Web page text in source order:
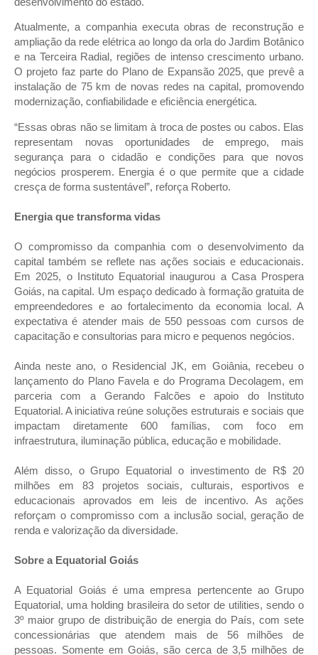
Atualmente, a companhia executa obras de reconstrução e
ampliação da rede elétrica ao longo da orla do Jardim Botânico
e na Terceira Radial, regiões de intenso crescimento urbano.
O projeto faz parte do Plano de Expansão 2025, que prevê a
instalação de 75 km de novas redes na capital, promovendo
modernização, confiabilidade e eficiência energética.
“Essas obras não se limitam à troca de postes ou cabos. Elas
representam novas oportunidades de emprego, mais
segurança para o cidadão e condições para que novos
negócios prosperem. Energia é o que permite que a cidade
cresça de forma sustentável”, reforça Roberto.
Energia que transforma vidas
O compromisso da companhia com o desenvolvimento da
capital também se reflete nas ações sociais e educacionais.
Em 2025, o Instituto Equatorial inaugurou a Casa Prospera
Goiás, na capital. Um espaço dedicado à formação gratuita de
empreendedores e ao fortalecimento da economia local. A
expectativa é atender mais de 550 pessoas com cursos de
capacitação e consultorias para micro e pequenos negócios.
Ainda neste ano, o Residencial JK, em Goiânia, recebeu o
lançamento do Plano Favela e do Programa Decolagem, em
parceria com a Gerando Falcões e apoio do Instituto
Equatorial. A iniciativa reúne soluções estruturais e sociais que
impactam diretamente 600 famílias, com foco em
infraestrutura, iluminação pública, educação e mobilidade.
Além disso, o Grupo Equatorial o investimento de R$ 20
milhões em 83 projetos sociais, culturais, esportivos e
educacionais aprovados em leis de incentivo. As ações
reforçam o compromisso com a inclusão social, geração de
renda e valorização da diversidade.
Sobre a Equatorial Goiás
A Equatorial Goiás é uma empresa pertencente ao Grupo
Equatorial, uma holding brasileira do setor de utilities, sendo o
3º maior grupo de distribuição de energia do País, com sete
concessionárias que atendem mais de 56 milhões de
pessoas. Somente em Goiás, são cerca de 3,5 milhões de